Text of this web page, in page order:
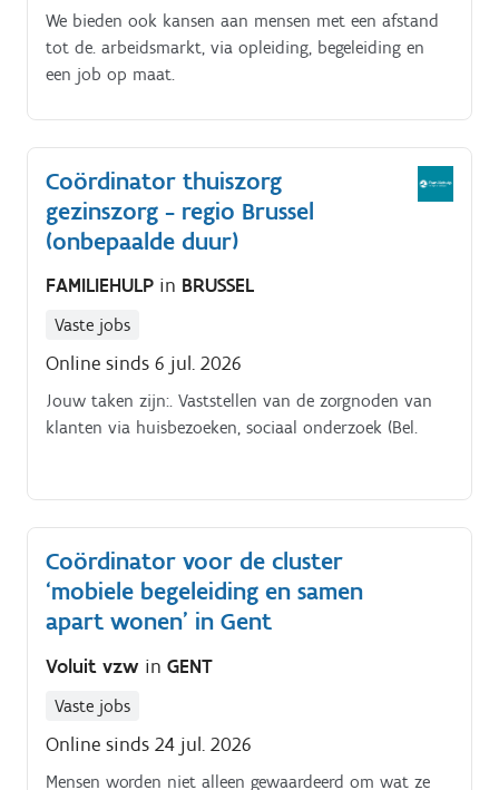
neemt en energie haalt uit het creëren van een
warme gemeenschap.
We bieden ook kansen aan mensen met een afstand
tot de. arbeidsmarkt, via opleiding, begeleiding en
een job op maat.
Coördinator thuiszorg
gezinszorg - regio Brussel
(onbepaalde duur)
FAMILIEHULP in BRUSSEL
Vaste jobs
Online sinds 6 jul. 2026
Jouw taken zijn:. Vaststellen van de zorgnoden van
klanten via huisbezoeken, sociaal onderzoek (Bel.
Coördinator voor de cluster
‘mobiele begeleiding en samen
apart wonen’ in Gent
Voluit vzw in GENT
Vaste jobs
Online sinds 24 jul. 2026
Mensen worden niet alleen gewaardeerd om wat ze